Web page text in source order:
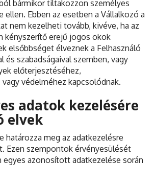
bármikor tiltakozzon személyes
ellen. Ebben az esetben a Vállalkozó a
nem kezelheti tovább, kivéve, ha az
kényszerítő erejű jogos okok
elsőbbséget élveznek a Felhasználó
és szabadságaival szemben, vagy
előterjesztéséhez,
védelméhez kapcsolódnak.
adatok kezelésére
elvek
határozza meg az adatkezelésre
Ezen szempontok érvényesülését
egyes azonosított adatkezelése során